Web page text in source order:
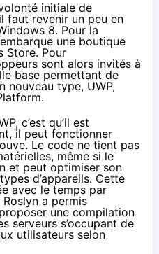
initiale de
faut revenir un peu en
8. Pour la
une boutique
Store. Pour
sont alors invités à
base permettant de
nouveau type, UWP,
c’est qu’il est
il peut fonctionner
Le code ne tient pas
même si le
et peut optimiser son
d’appareils. Cette
avec le temps par
a permis
une compilation
serveurs s’occupant de
utilisateurs selon